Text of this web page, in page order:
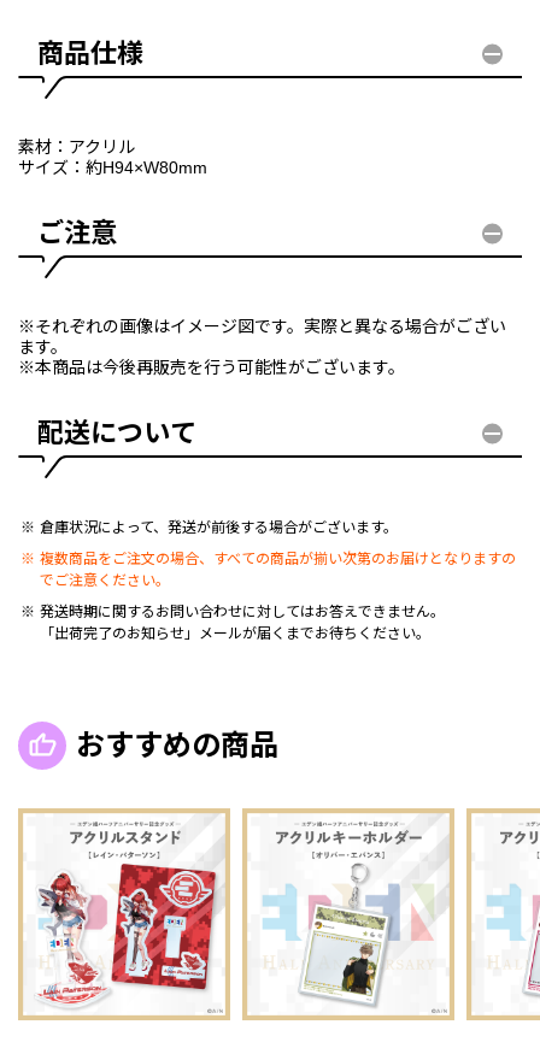
商品仕様
素材：アクリル
サイズ：約H94×W80mm
ご注意
※それぞれの画像はイメージ図です。実際と異なる場合がござい
ます。
※本商品は今後再販売を行う可能性がございます。
配送について
倉庫状況によって、発送が前後する場合がございます。
複数商品をご注文の場合、すべての商品が揃い次第のお届けとなりますの
でご注意ください。
発送時期に関するお問い合わせに対してはお答えできません。
「出荷完了のお知らせ」メールが届くまでお待ちください。
おすすめの商品